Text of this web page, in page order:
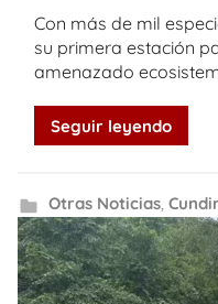
Con más de mil
su primera estación
amenazado
Seguir leyendo
Otras Noticias,